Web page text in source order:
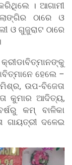
। ଆଗାମୀ
ଠାରେ ଓ
ଓ ଗୁଜୁରାଟ ଠାରେ
ହେଲେ –
ଉପ-ବିଜେତା
କୁମାର ଆଦିତ୍ୟ,
କମ୍ ବାଳିକା
ଗାୟତ୍ରୀ ଦଳେଇ